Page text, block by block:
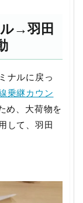
→羽田
ナルに戻っ
乗継カウン
め、大荷物を
して、羽田